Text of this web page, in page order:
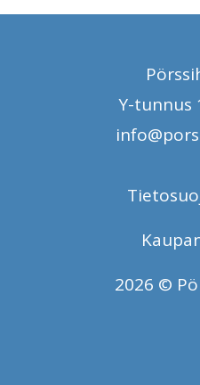
Y-tunnus
2026 ©